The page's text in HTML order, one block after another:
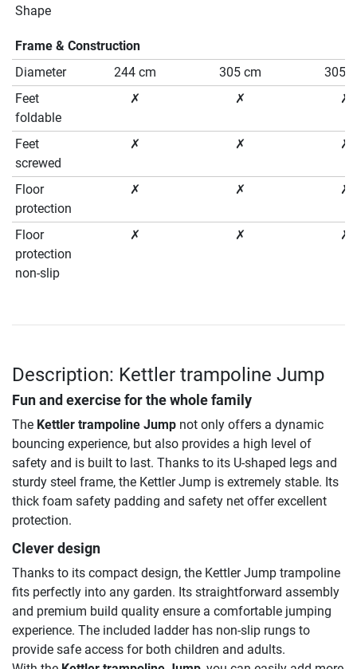
Shape
Frame & Construction
Diameter
244 cm 305 cm
305
Feet
foldable
✗ ✗ ✗
Feet
screwed
✗ ✗ ✗
Floor
protection
✗ ✗ ✗
Floor
protection
non-slip
✗ ✗ ✗
Description: Kettler trampoline Jump
Fun and exercise for the whole family
The Kettler trampoline Jump not only offers a dynamic
bouncing experience, but also provides a high level of
safety and is built to last. Thanks to its U-shaped legs and
sturdy steel frame, the Kettler Jump is extremely stable. Its
thick foam safety padding and safety net offer excellent
protection.
Clever design
Thanks to its compact design, the Kettler Jump trampoline
fits perfectly into any garden. Its straightforward assembly
and premium build quality ensure a comfortable jumping
experience. The included ladder has non-slip rungs to
provide safe access for both children and adults.